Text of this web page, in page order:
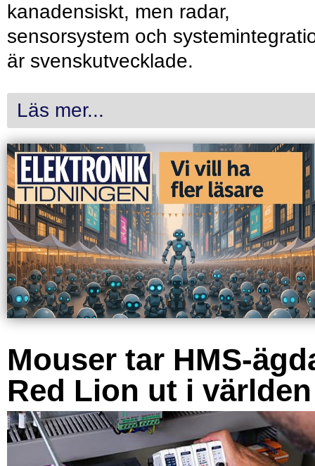
kanadensiskt, men radar,
sensorsystem och
är svenskutvecklade.
Läs mer...
Mouser tar HMS-
Red Lion ut i världen